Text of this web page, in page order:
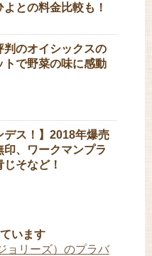
よとの料金比較も！
判のオイシックスの
トで野菜の味に感動
デス！】2018年爆売
印、ワークマンプラ
そなど！
います
ョリーズ）のプラバ